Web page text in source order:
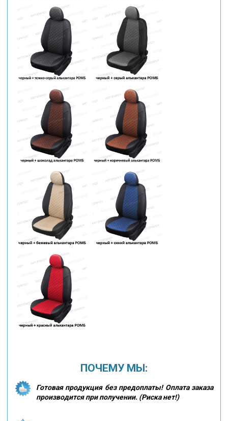
ПОЧЕМУ МЫ:
Готовая продукция без предоплаты! Оплата заказа
производится при получении. (Риска нет!)